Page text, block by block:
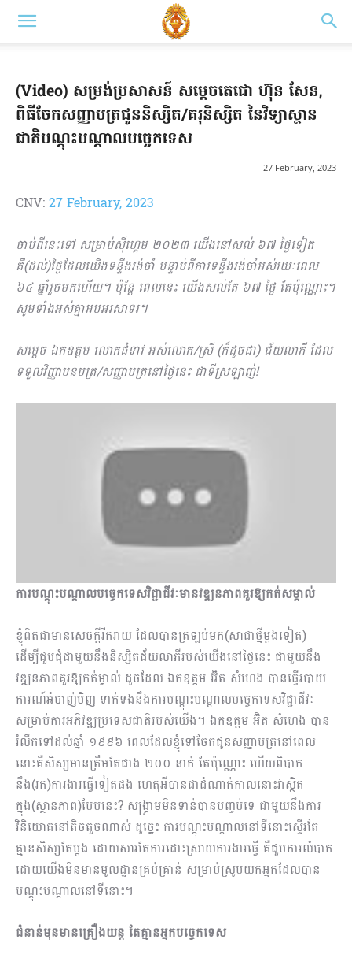
(Video) សម្រង់ប្រសាសន៍ សម្តេចតេជោ ហ៊ុន សែន,
ពិធីចែកសញ្ញាបត្រជូននិស្សិត/គរុនិស្សិត នៃវិទ្យាស្ថាន
ជាតិបណ្តុះបណ្ដាលបច្ចេកទេស
27 February, 2023
CNV:27 February, 2023
ចាប់ពីនេះទៅ សម្រាប់ស៊ីហ្គេម ២០២៣ យើងនៅសល់ ៦៧ ថ្ងៃទៀត
គឺ(ដល់)ថ្ងៃដែលយើងទន្ទឹងរង់ចាំ បន្ទាប់ពីការ​ទន្ទឹងរង់ចាំអស់រយៈពេល
៦៤ ឆ្នាំរួចមកហើយ។ ប៉ុន្ដែ ពេលនេះ យើងសល់តែ ៦៧ ថ្ងៃ តែប៉ុណ្ណោះ។
សូមទាំងអស់គ្នាអបអរសាទរ។
សម្ដេច ឯកឧត្តម លោកជំទាវ អស់លោក/ស្រី (ក៏ដូចជា) ជ័យលាភី ដែល
ទទួលវិញ្ញាបនបត្រ/សញ្ញាបត្រនៅថ្ងៃ​នេះ ជាទីស្រឡាញ់!
ការបណ្ដុះបណ្ដាលបច្ចេកទេសវិជ្ជាជីវៈមានវឌ្ឍនភាពគួរឱ្យកត់សម្គាល់
ខ្ញុំពិតជាមានសេចក្ដីរីករាយ ដែលបានត្រឡប់មក(សាជាថ្មីម្ដងទៀត)
ដើម្បីជួបជុំជាមួយនឹងនិស្សិតជ័យលាភីរបស់យើងនៅថ្ងៃនេះ ជាមួយនឹង
វឌ្ឍនភាពគួរឱ្យកត់ម្គាល់ ដូចដែល ឯកឧត្តម អ៊ិត សំហេង បានធ្វើរបាយ
ការណ៍​អំបាញ់​មិញ ​ទាក់ទងនឹងការបណ្ដុះបណ្ដាលបច្ចេកទេសវិជ្ជាជីវៈ
សម្រាប់ការអភិវឌ្ឍប្រទេសជាតិរបស់យើង។ ឯកឧត្តម អ៊ិត សំហេង បាន
រំលឹកទៅដល់ឆ្នាំ ១៩៩៦ ពេលដែលខ្ញុំទៅចែកជូនសញ្ញាបត្រនៅពេល
នោះគឺសិស្សមានត្រឹម​តែជាង ២០០ នាក់ តែប៉ុណ្ណោះ ហើយពិបាក
នឹង(រក)ការងារធ្វើទៀតផង ហេតុអីបានជាដំណាក់កាលនោះវាស្ថិត
ក្នុង(ស្ថានភាព)បែបនេះ? សង្គ្រាមមិនទាន់បានបញ្ចប់ទេ ជាមួយនឹងការ
វិនិយោគនៅតិចតួចណាស់ ដូច្នេះ ការ​បណ្ដុះបណ្ដាលនៅទីនោះស្ទើរតែ
គ្មានសិស្សតែម្ដង ដោយសារតែការដោះស្រាយការងារធ្វើ គឺជួបការលំបាក​
ដោយ​យើងមិនមានមូលដ្ឋានគ្រប់គ្រាន់ សម្រាប់ស្រូបយកអ្នកដែលបាន
បណ្ដុះបណ្ដាលនៅទីនោះ។
ជំនាន់មុនមានគ្រឿងយន្ដ តែគ្មានអ្នកបច្ចេកទេស